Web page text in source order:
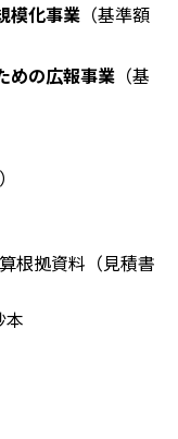
模化事業 （基準額
めの広報事業 （基
根拠資料（見積書
本